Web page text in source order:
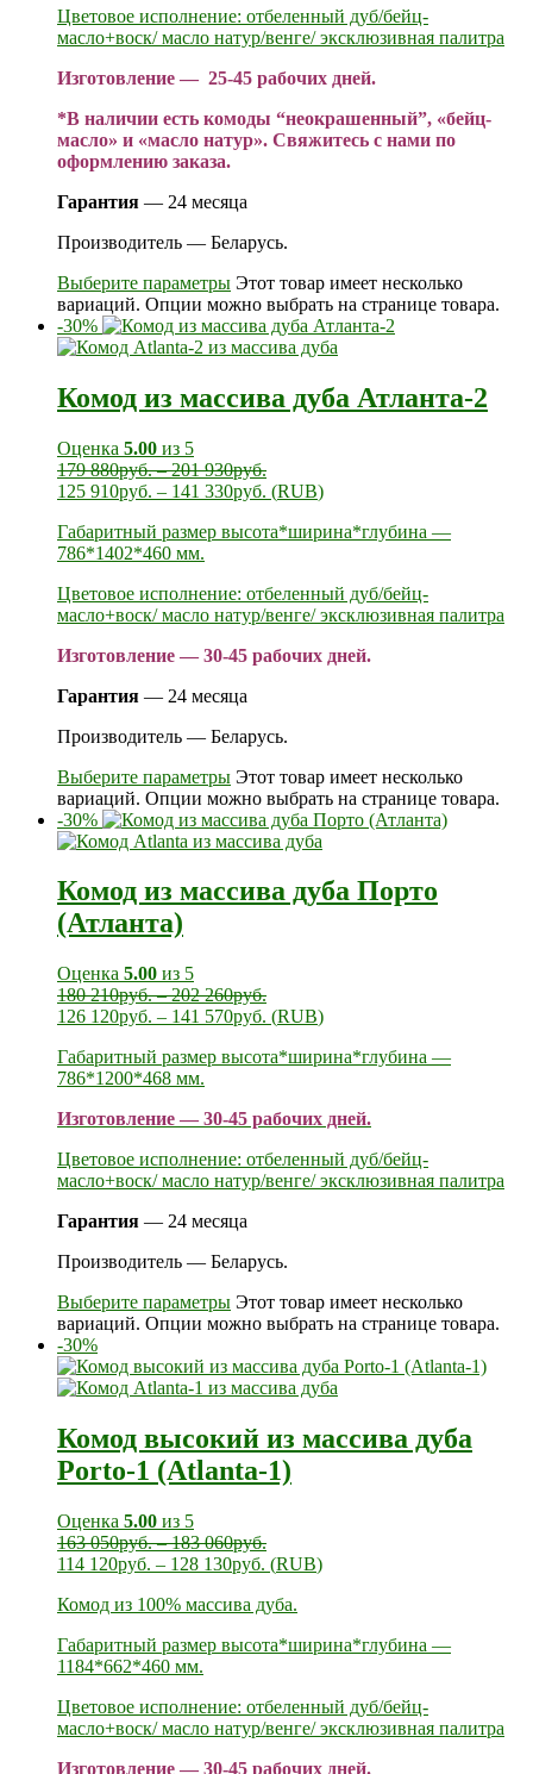
Цветовое исполнение: отбеленный дуб/бейц-
масло+воск/ масло натур/венге/ эксклюзивная палитра
Изготовление — 25-45 рабочих дней.
*В наличии есть комоды “неокрашенный”, «бейц-
масло» и «масло натур». Свяжитесь с нами по
оформлению заказа.
Гарантия — 24 месяца
Производитель — Беларусь.
Выберите параметры Этот товар имеет несколько
вариаций. Опции можно выбрать на странице товара.
-30%
Комод из массива дуба Атланта-2
Оценка 5.00 из 5
179 880руб.–201 930руб.
125 910руб. – 141 330руб. (RUB)
Габаритный размер высота*ширина*глубина —
786*1402*460 мм.
Цветовое исполнение: отбеленный дуб/бейц-
масло+воск/ масло натур/венге/ эксклюзивная палитра
Изготовление — 30-45 рабочих дней.
Гарантия — 24 месяца
Производитель — Беларусь.
Выберите параметры Этот товар имеет несколько
вариаций. Опции можно выбрать на странице товара.
-30%
Комод из массива дуба Порто
(Атланта)
Оценка 5.00 из 5
180 210руб.–202 260руб.
126 120руб. – 141 570руб. (RUB)
Габаритный размер высота*ширина*глубина —
786*1200*468 мм.
Изготовление — 30-45 рабочих дней.
Цветовое исполнение: отбеленный дуб/бейц-
масло+воск/ масло натур/венге/ эксклюзивная палитра
Гарантия — 24 месяца
Производитель — Беларусь.
Выберите параметры Этот товар имеет несколько
вариаций. Опции можно выбрать на странице товара.
-30%
Комод высокий из массива дуба
Porto-1 (Atlanta-1)
Оценка 5.00 из 5
163 050руб.–183 060руб.
114 120руб. – 128 130руб. (RUB)
Комод из 100% массива дуба.
Габаритный размер высота*ширина*глубина —
1184*662*460 мм.
Цветовое исполнение: отбеленный дуб/бейц-
масло+воск/ масло натур/венге/ эксклюзивная палитра
Изготовление — 30-45 рабочих дней.